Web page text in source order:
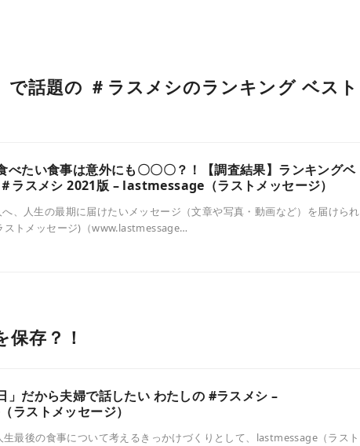
で話題の ＃ラスメシのランキング ベスト
べたい食事は意外にも〇〇〇？！【調査結果】ランキングベ
ラスメシ 2021版 – lastmessage（ラストメッセージ）
、人生の最期に届けたいメッセージ（文章や写真・動画など）を届けられ
ストメッセージ)（www.lastmessage…
存？！
」だから夫婦で話したい わたしの #ラスメシ –
ラストメッセージ）
最後の食事について考えるきっかけづくりとして、lastmessage（ラスト